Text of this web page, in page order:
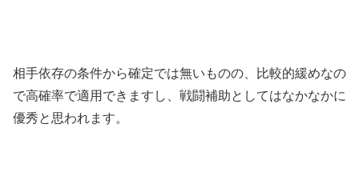
相手依存の条件から確定では無いものの、比較的緩めなの
で高確率で適用できますし、戦闘補助としてはなかなかに
優秀と思われます。